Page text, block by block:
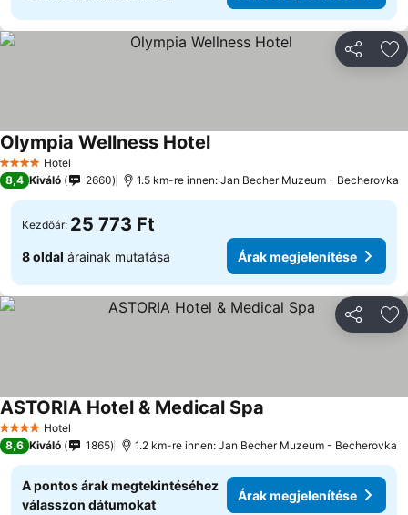
4 KategóriaHotel
Olympia Wellness Hotel
8,4 Kiváló 2660 1.5 km-re innen: Jan Becher Muzeum - Becherovka
Kezdőár: 25 773 Ft
8 oldal árainak mutatása Árak megjelenítése
4 KategóriaHotel
ASTORIA Hotel & Medical Spa
8,6 Kiváló 1865 1.2 km-re innen: Jan Becher Muzeum - Becherovka
A pontos árak megtekintéséhez
válasszon dátumokat
Árak megjelenítése